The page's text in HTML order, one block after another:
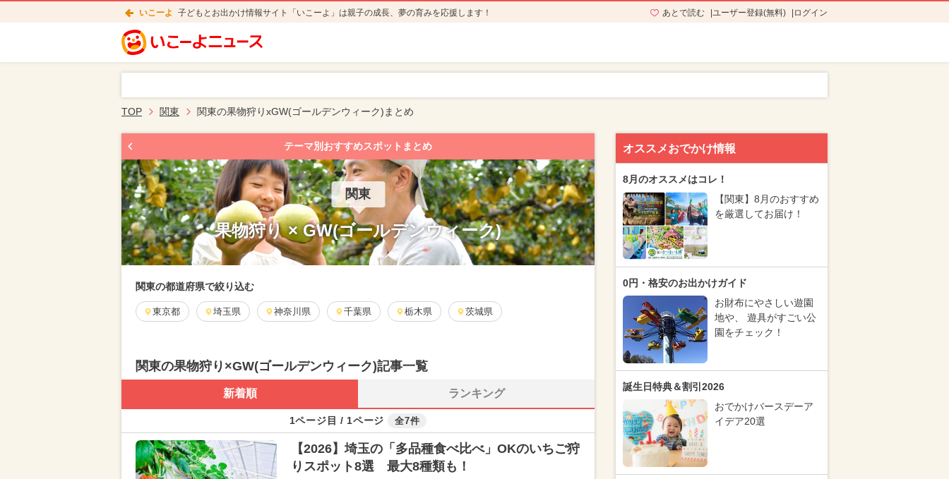
いこーよ 子どもとお出かけ情報サイト「いこーよ」は親子の成長、夢の育みを応援します！ あとで読む ユーザー登録(無料) ログイン
TOP 関東 関東の果物狩りxGW(ゴールデンウィーク)まとめ
テーマ別おすすめスポットまとめ
関東
果物狩り × GW(ゴールデンウィーク)
関東の都道府県で絞り込む
東京都 埼玉県 神奈川県 千葉県 栃木県 茨城県
関東の果物狩り×GW(ゴールデンウィーク)記事一覧
新着順 ランキング
1ページ目 / 1ページ 全7件
【2026】埼玉の「多品種食べ比べ」OKのいちご狩
りスポット8選 最大8種類も！
オススメおでかけ情報
8月のオススメはコレ！
【関東】8月のおすすめ
を厳選してお届け！
0円・格安のお出かけガイド
お財布にやさしい遊園
地や、 遊具がすごい公
園をチェック！
誕生日特典＆割引2026
おでかけバースデーア
イデア20選